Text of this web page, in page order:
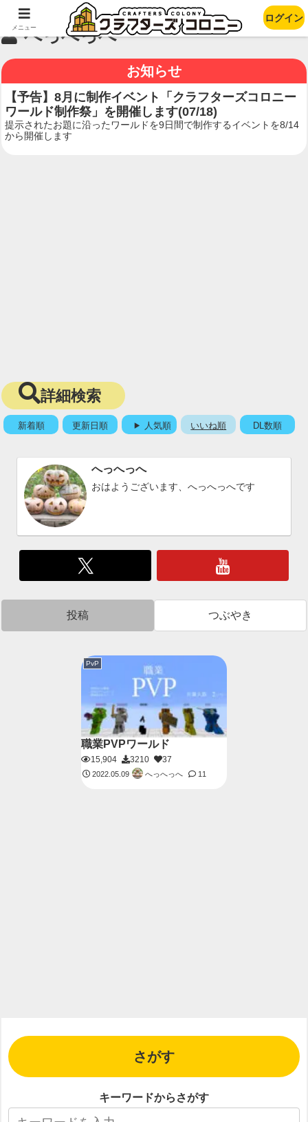
へっへっへ
お知らせ
【予告】8月に制作イベント「クラフターズコロニー
ワールド制作祭」を開催します(07/18)
提示されたお題に沿ったワールドを9日間で制作するイベントを8/14
から開催します
詳細検索
新着順 更新日順 人気順 いいね順 DL数順
へっへっへ
おはようございます、へっへっへです
投稿 つぶやき
PvP
職業PVPワールド
15,904 3210 37
2022.05.09 へっへっへ 11
さがす
キーワードからさがす
メニュー
ログイン